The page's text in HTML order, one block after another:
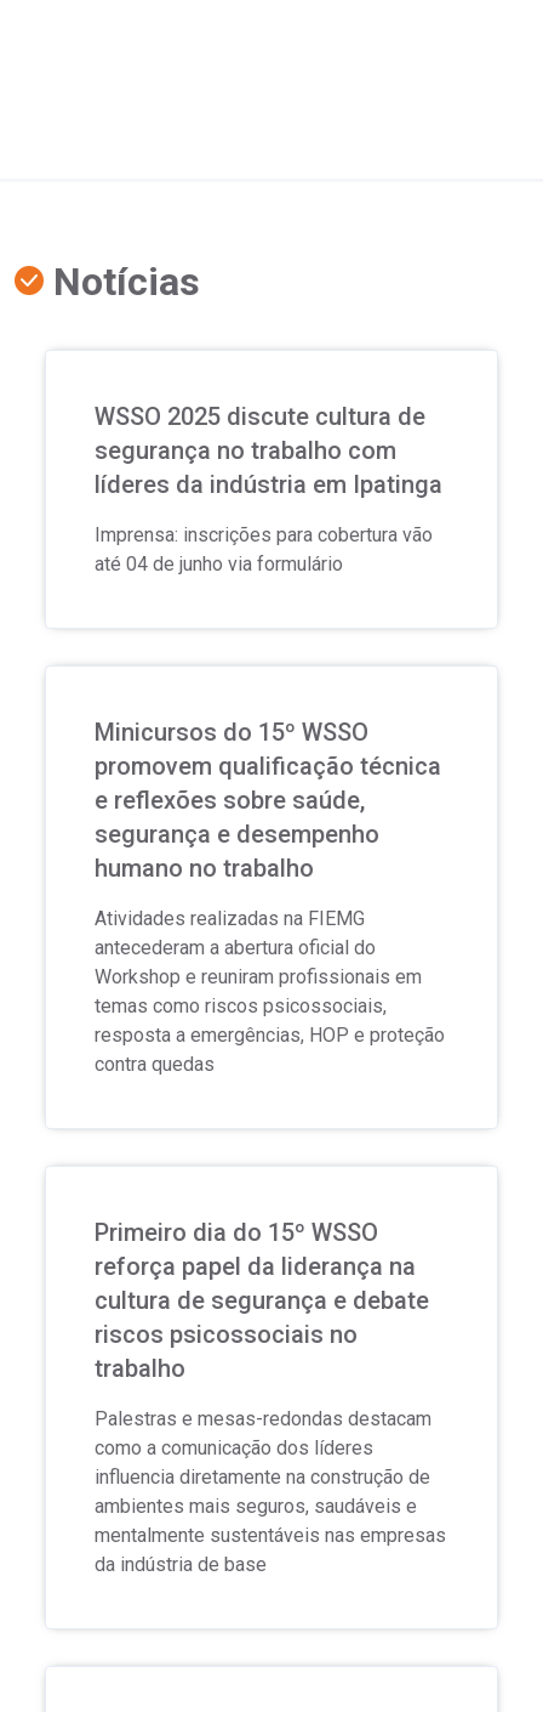
Notícias
WSSO 2025 discute cultura de
segurança no trabalho com
líderes da indústria em Ipatinga
Imprensa: inscrições para cobertura vão
até 04 de junho via formulário
Minicursos do 15º WSSO
promovem qualificação técnica
e reflexões sobre saúde,
segurança e desempenho
humano no trabalho
Atividades realizadas na FIEMG
antecederam a abertura oficial do
Workshop e reuniram profissionais em
temas como riscos psicossociais,
resposta a emergências, HOP e proteção
contra quedas
Primeiro dia do 15º WSSO
reforça papel da liderança na
cultura de segurança e debate
riscos psicossociais no
trabalho
Palestras e mesas-redondas destacam
como a comunicação dos líderes
influencia diretamente na construção de
ambientes mais seguros, saudáveis e
mentalmente sustentáveis nas empresas
da indústria de base